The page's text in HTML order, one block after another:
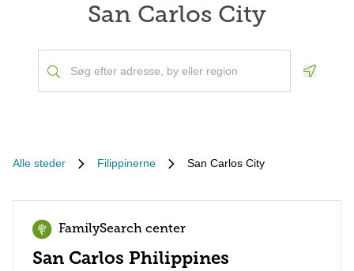
San Carlos City
Alle steder Filippinerne San Carlos City
FamilySearch center
San Carlos Philippines